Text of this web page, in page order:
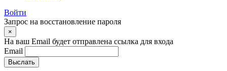
Войти
Запрос на восстановление пароля
×
На ваш Email будет отправлена ссылка для входа
Email
Выслать